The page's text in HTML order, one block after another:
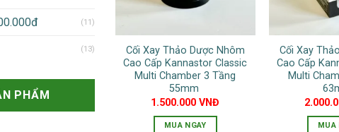
(11)
(13)
PHẨM
Cối Xay Thảo Dược Nhôm
Cao Cấp Kannastor Classic
Multi Chamber 3 Tầng
55mm
1.500.000VNĐ
MUA NGAY
Cối Xay
Cao Cấp
Multi
MUA